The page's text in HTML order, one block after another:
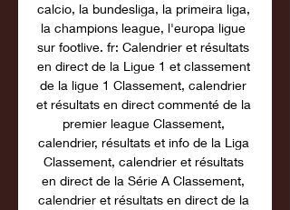
calcio, la bundesliga, la primeira liga,
la champions league, l'europa ligue
sur footlive. fr: Calendrier et résultats
en direct de la Ligue 1 et classement
de la ligue 1 Classement, calendrier
et résultats en direct commenté de la
premier league Classement,
calendrier, résultats et info de la Liga
Classement, calendrier et résultats
en direct de la Série A Classement,
calendrier et résultats en direct de la